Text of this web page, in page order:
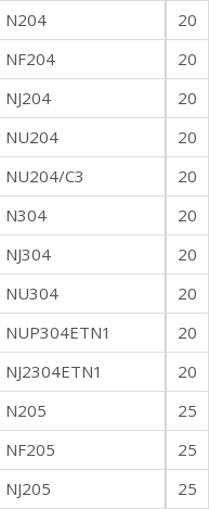
N204
20
NF204
20
NJ204
20
NU204
20
NU204/C3
20
N304
20
NJ304
20
NU304
20
NUP304ETN1
20
NJ2304ETN1
20
N205
25
NF205
25
NJ205
25